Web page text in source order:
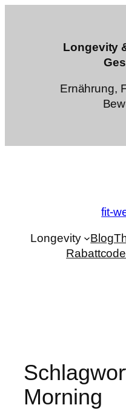
Longevity
Ernährung,
fit-
Longevity Blog
Morning